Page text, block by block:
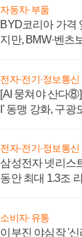
자동차·부품
BYD코리아 가격
지만, BMW·벤츠
전자·전기·정보통신
[AI 뭉쳐야 산다
I' 동맹 강화, 구광
전자·전기·정보통신
삼성전자 넷리스
동안 최대 1.3조
소비자·유통
이부진 야심작 '